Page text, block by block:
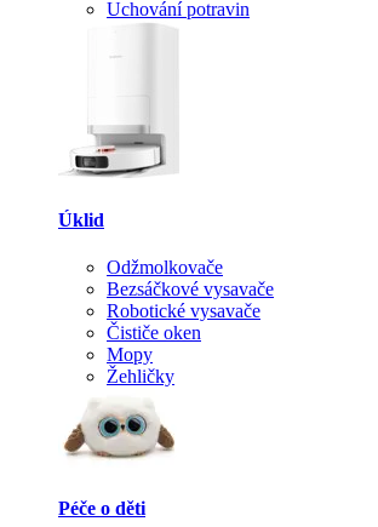
Uchování potravin
Úklid
Odžmolkovače
Bezsáčkové vysavače
Robotické vysavače
Čističe oken
Mopy
Žehličky
Péče o děti